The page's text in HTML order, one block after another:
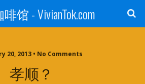
馆 - VivianTok.com
20, 2013 • No Comments
孝顺？